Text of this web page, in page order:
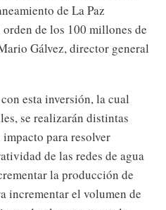
de La Paz
de los 100 millones de
Gálvez, director general
esta inversión, la cual
se realizarán distintas
para resolver
de las redes de agua
la producción de
incrementar el volumen de